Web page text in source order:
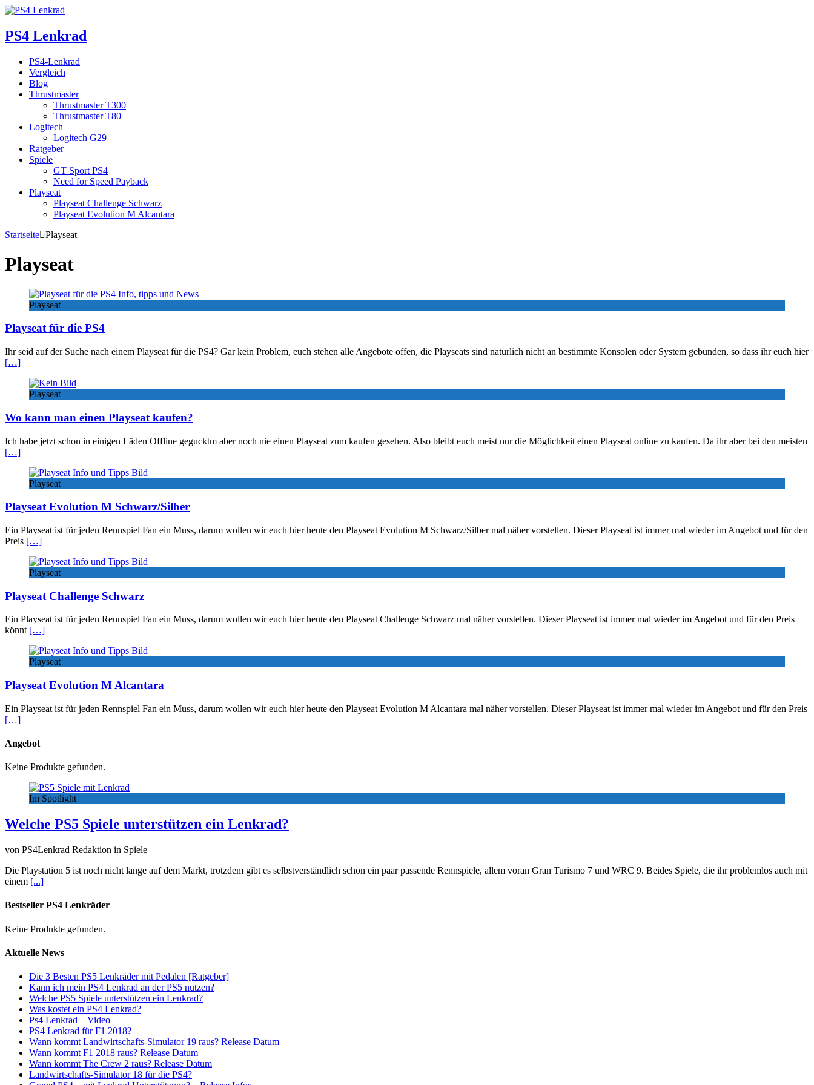
PS4 Lenkrad
PS4-Lenkrad
Vergleich
Blog
Thrustmaster
Thrustmaster T300
Thrustmaster T80
Logitech
Logitech G29
Ratgeber
Spiele
GT Sport PS4
Need for Speed Payback
Playseat
Playseat Challenge Schwarz
Playseat Evolution M Alcantara
Startseite Playseat
Playseat
Playseat
Playseat für die PS4
Ihr seid auf der Suche nach einem Playseat für die PS4? Gar kein Problem, euch stehen alle Angebote offen, die Playseats sind natürlich nicht an bestimmte Konsolen oder System gebunden, so dass ihr euch hier
[…]
Playseat
Wo kann man einen Playseat kaufen?
Ich habe jetzt schon in einigen Läden Offline gegucktm aber noch nie einen Playseat zum kaufen gesehen. Also bleibt euch meist nur die Möglichkeit einen Playseat online zu kaufen. Da ihr aber bei den meisten
[…]
Playseat
Playseat Evolution M Schwarz/Silber
Ein Playseat ist für jeden Rennspiel Fan ein Muss, darum wollen wir euch hier heute den Playseat Evolution M Schwarz/Silber mal näher vorstellen. Dieser Playseat ist immer mal wieder im Angebot und für den
Preis […]
Playseat
Playseat Challenge Schwarz
Ein Playseat ist für jeden Rennspiel Fan ein Muss, darum wollen wir euch hier heute den Playseat Challenge Schwarz mal näher vorstellen. Dieser Playseat ist immer mal wieder im Angebot und für den Preis
könnt […]
Playseat
Playseat Evolution M Alcantara
Ein Playseat ist für jeden Rennspiel Fan ein Muss, darum wollen wir euch hier heute den Playseat Evolution M Alcantara mal näher vorstellen. Dieser Playseat ist immer mal wieder im Angebot und für den Preis
[…]
Angebot
Keine Produkte gefunden.
Im Spotlight
Welche PS5 Spiele unterstützen ein Lenkrad?
von PS4Lenkrad Redaktion in Spiele
Die Playstation 5 ist noch nicht lange auf dem Markt, trotzdem gibt es selbstverständlich schon ein paar passende Rennspiele, allem voran Gran Turismo 7 und WRC 9. Beides Spiele, die ihr problemlos auch mit
einem [...]
Bestseller PS4 Lenkräder
Keine Produkte gefunden.
Aktuelle News
Die 3 Besten PS5 Lenkräder mit Pedalen [Ratgeber]
Kann ich mein PS4 Lenkrad an der PS5 nutzen?
Welche PS5 Spiele unterstützen ein Lenkrad?
Was kostet ein PS4 Lenkrad?
Ps4 Lenkrad – Video
PS4 Lenkrad für F1 2018?
Wann kommt Landwirtschafts-Simulator 19 raus? Release Datum
Wann kommt F1 2018 raus? Release Datum
Wann kommt The Crew 2 raus? Release Datum
Landwirtschafts-Simulator 18 für die PS4?